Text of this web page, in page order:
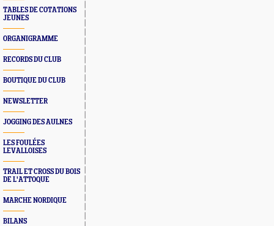
TABLES DE COTATIONS
JEUNES
ORGANIGRAMME
RECORDS DU CLUB
BOUTIQUE DU CLUB
NEWSLETTER
JOGGING DES AULNES
LES FOULÉES
LEVALLOISES
TRAIL ET CROSS DU BOIS
DE L'ATTOQUE
MARCHE NORDIQUE
BILANS